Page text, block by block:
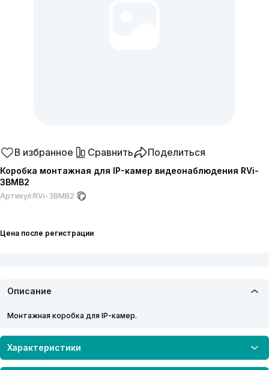
В избранное Сравнить Поделиться
Коробка монтажная для IP-камер видеонаблюдения RVi-
3BMB2
Артикул:RVi-3BMB2
Цена после регистрации
Описание
Монтажная коробка для IP-камер.
Характеристики